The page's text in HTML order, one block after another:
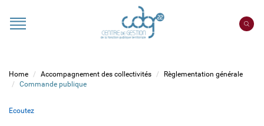
CDG
Home Accompagnement des collectivités
Règlementation générale
Commande publique
Ecoutez